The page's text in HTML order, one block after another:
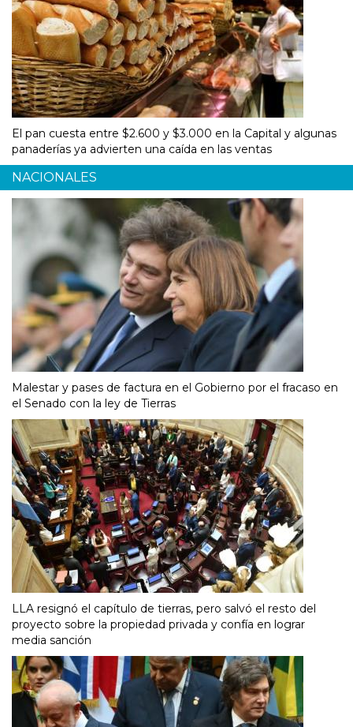
El pan cuesta entre $2.600 y $3.000 en la Capital y algunas
panaderías ya advierten una caída en las ventas
NACIONALES
Malestar y pases de factura en el Gobierno por el fracaso en
el Senado con la ley de Tierras
LLA resignó el capítulo de tierras, pero salvó el resto del
proyecto sobre la propiedad privada y confía en lograr
media sanción